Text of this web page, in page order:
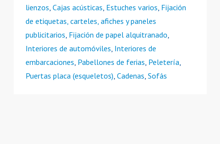
lienzos, Cajas acústicas, Estuches varios, Fijación
de etiquetas, carteles, afiches y paneles
publicitarios, Fijación de papel alquitranado,
Interiores de automóviles, Interiores de
embarcaciones, Pabellones de ferias, Peletería,
Puertas placa (esqueletos), Cadenas, Sofás